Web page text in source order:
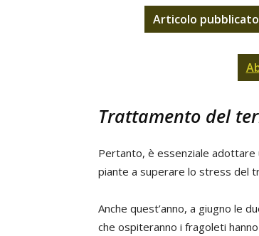
Articolo
Trattamento del
Pertanto, è essenziale
piante a superare lo stress del
Anche quest’anno, a giugno le
che ospiteranno i fragoleti